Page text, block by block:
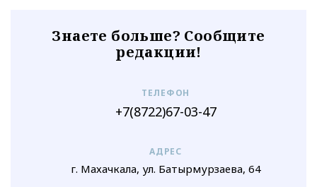
Знаете больше? Сообщите
редакции!
ТЕЛЕФОН
+7(8722)67-03-47
АДРЕС
г. Махачкала, ул. Батырмурзаева, 64